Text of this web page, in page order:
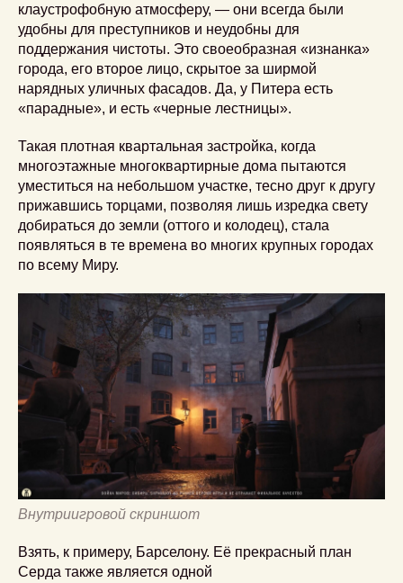
клаустрофобную атмосферу, — они всегда были
удобны для преступников и неудобны для
поддержания чистоты. Это своеобразная «изнанка»
города, его второе лицо, скрытое за ширмой
нарядных уличных фасадов. Да, у Питера есть
«парадные», и есть «черные лестницы».
Такая плотная квартальная застройка, когда
многоэтажные многоквартирные дома пытаются
уместиться на небольшом участке, тесно друг к другу
прижавшись торцами, позволяя лишь изредка свету
добираться до земли (оттого и колодец), стала
появляться в те времена во многих крупных городах
по всему Миру.
Внутриигровой скриншот
Взять, к примеру, Барселону. Её прекрасный план
Серда также является одной